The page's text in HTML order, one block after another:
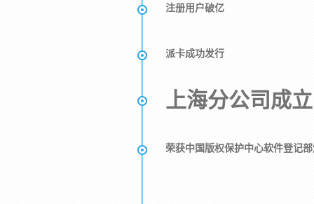
注册用户破亿
派卡成功发行
上海分公司成立
荣获中国版权保护中心软件登记